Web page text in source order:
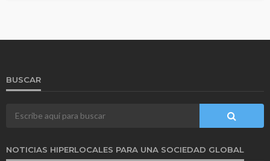
BUSCAR
NOTICIAS HIPERLOCALES PARA UNA SOCIEDAD GLOBAL